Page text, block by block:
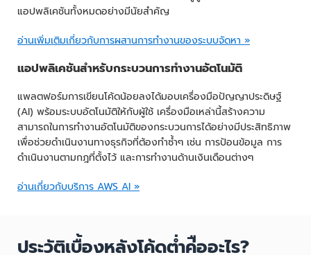
แอปพลิเคชันทั้งหมดอย่างมีนัยสำคัญ
อ่านเพิ่มเติมเกี่ยวกับการผสานการทำงานของระบบจัดหา »
แอปพลิเคชันสำหรับกระบวนการทำงานอัตโนมัติ
แพลตฟอร์มการเขียนโค้ดน้อยลงได้มอบเครื่องมือปัญญาประดิษฐ์
(AI) พร้อมระบบอัตโนมัติให้กับผู้ใช้ เครื่องมือเหล่านี้สร้างความ
สามารถในการทำงานอัตโนมัติของกระบวนการได้อย่างมีประสิทธิภาพ
เพื่อช่วยดำเนินงานทางธุรกิจที่ต้องทำซ้ำๆ เช่น การป้อนข้อมูล การ
ดำเนินงานตามกฎที่ตั้งไว้ และการทำงานด้านเงินเดือนต่างๆ
อ่านเกี่ยวกับบริการ AWS AI »
ประวัติเบื้องหลังโค้ดต่ำค่ืออะไร?